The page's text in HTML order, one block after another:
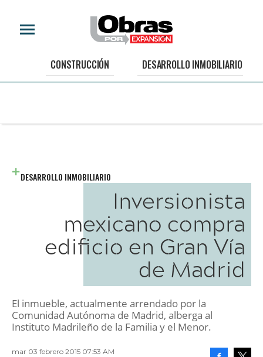
CONSTRUCCIÓN DESARROLLO INMOBILIARIO
DESARROLLO INMOBILIARIO
Inversionista
mexicano compra
edificio en Gran Vía
de Madrid
El inmueble, actualmente arrendado por la
Comunidad Autónoma de Madrid, alberga al
Instituto Madrileño de la Familia y el Menor.
mar 03 febrero 2015 07:53 AM